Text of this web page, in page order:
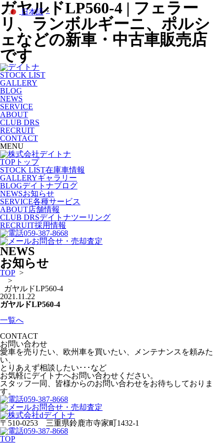
ガヤルドLP560-4 | フェラー
リ、ランボルギーニ、ポルシ
ェなどの新車・中古車販売店
です
STOCK LIST
GALLERY
BLOG
NEWS
SERVICE
ABOUT
CLUB DRS
RECRUIT
CONTACT
MENU
TOP トップ
STOCK LIST在庫車情報
GALLERYギャラリー
BLOGデイトナブログ
NEWSお知らせ
SERVICE各種サービス
ABOUT店舗情報
CLUB DRSデイトナツーリング
RECRUIT採用情報
059-387-8668
お問合せ・売却査定
NEWS
お知らせ
TOP >
>
ガヤルドLP560-4
2021.11.22
ガヤルドLP560-4
一覧へ
CONTACT
お問い合わせ
愛車を売りたい、欧州車を買いたい、メンテナンスを頼みた
い、
とりあえず相談したい･･･など
お気軽にデイトナへお問い合わせください。
スタッフ一同、皆様からのお問い合わせをお待ちしておりま
す。
059-387-8668
お問合せ・売却査定
〒510-0253 三重県鈴鹿市寺家町1432-1
059-387-8668
TOP
日本語 ▼